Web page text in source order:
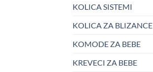
KOLICA SISTEMI
KOLICA ZA BLIZANCE
KOMODE ZA BEBE
KREVECI ZA BEBE